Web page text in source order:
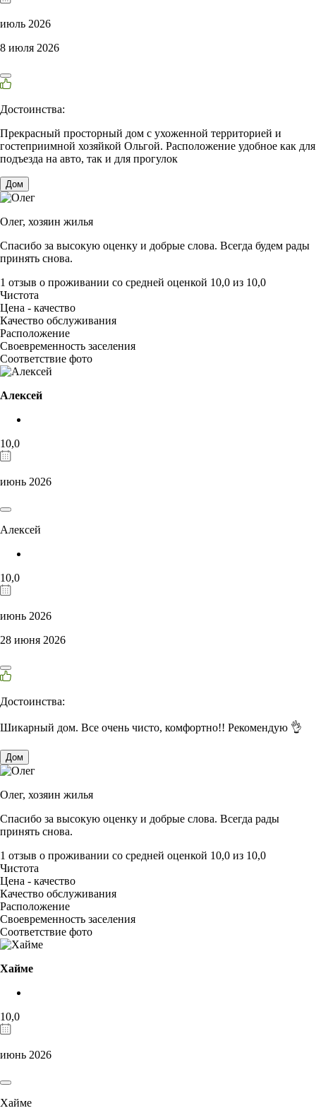
июль 2026
8 июля 2026
Достоинства:
Прекрасный просторный дом с ухоженной территорией и
гостеприимной хозяйкой Ольгой. Расположение удобное как для
подъезда на авто, так и для прогулок
Дом
Олег, хозяин жилья
Спасибо за высокую оценку и добрые слова. Всегда будем рады
принять снова.
1 отзыв о проживании со средней оценкой 10,0 из 10,0
Чистота
Цена - качество
Качество обслуживания
Расположение
Своевременность заселения
Соответствие фото
Алексей
10,0
июнь 2026
Алексей
10,0
июнь 2026
28 июня 2026
Достоинства:
Шикарный дом. Все очень чисто, комфортно!! Рекомендую 👌
Дом
Олег, хозяин жилья
Спасибо за высокую оценку и добрые слова. Всегда рады
принять снова.
1 отзыв о проживании со средней оценкой 10,0 из 10,0
Чистота
Цена - качество
Качество обслуживания
Расположение
Своевременность заселения
Соответствие фото
Хайме
10,0
июнь 2026
Хайме